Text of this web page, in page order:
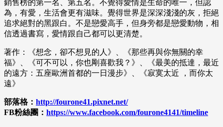
銷售榜的第一名、第五名。 不覺得愛情是生命的唯一， 但認
為，有愛，生活會更有滋味。 覺得世界是深深淺淺的灰，拒絕
追求絕對的黑跟白。 不是戀愛高手，但身旁都是戀愛動物， 相
信透過書寫，愛情跟自己都可以更清楚。
著作：《想念，卻不想見的人》、《那些再與你無關的幸
福》、《可不可以，你也剛喜歡我？》、《最美的抵達，最近
的遠方：五座歐洲首都的一日漫步》、《寂寞太近 ，而你太
遠》
部落格： http://fourone41.pixnet.net/
FB粉絲團： https://www.facebook.com/fourone4141/timeline